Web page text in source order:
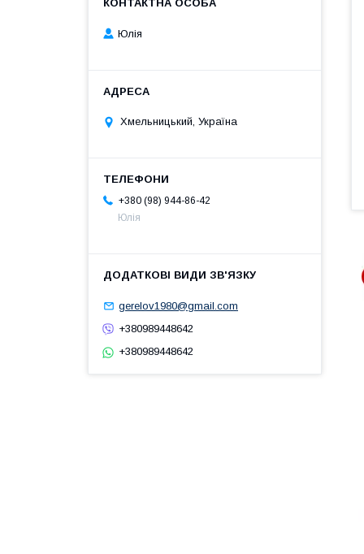
Юлія
Хмельницький, Україна
+380 (98) 944-86-42
Юлія
gerelov1980@gmail.com
+380989448642
+380989448642